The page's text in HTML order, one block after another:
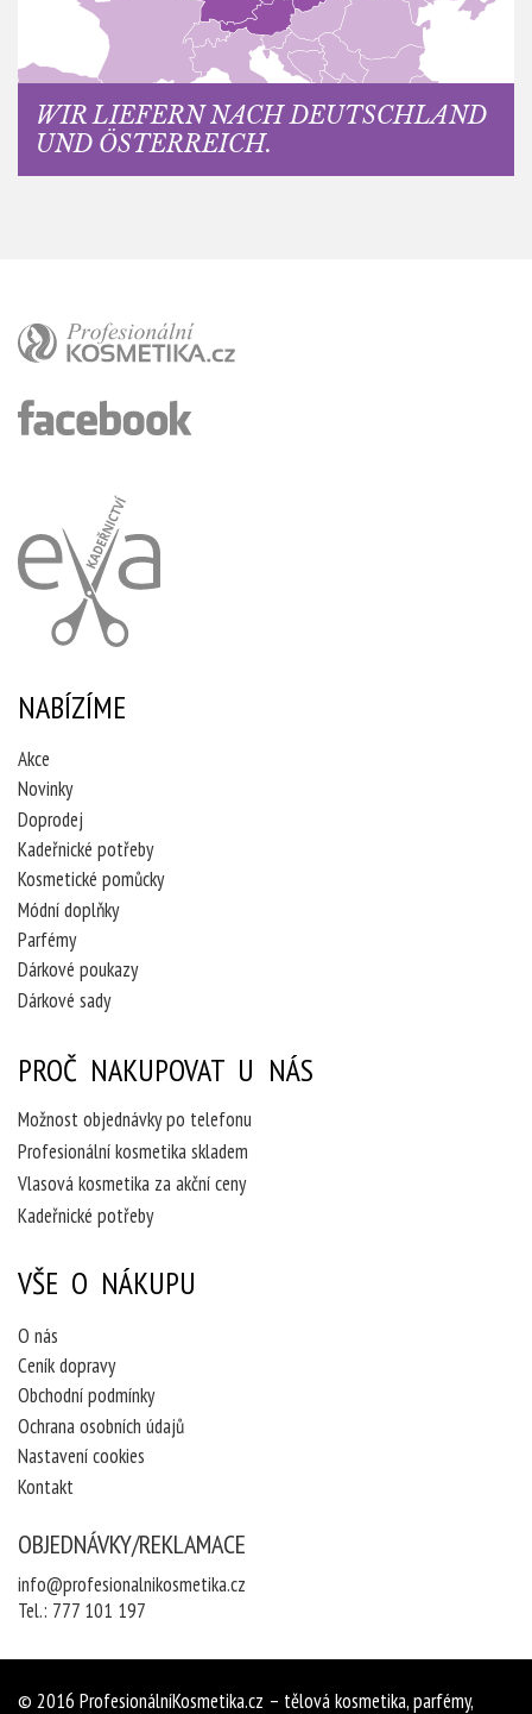
WIR LIEFERN NACH DEUTSCHLAND
UND ÖSTERREICH.
NABÍZÍME
Akce
Novinky
Doprodej
Kadeřnické potřeby
Kosmetické pomůcky
Módní doplňky
Parfémy
Dárkové poukazy
Dárkové sady
PROČ NAKUPOVAT U NÁS
Možnost objednávky po telefonu
Profesionální kosmetika skladem
Vlasová kosmetika za akční ceny
Kadeřnické potřeby
VŠE O NÁKUPU
O nás
Ceník dopravy
Obchodní podmínky
Ochrana osobních údajů
Nastavení cookies
Kontakt
OBJEDNÁVKY/REKLAMACE
info@profesionalnikosmetika.cz
Tel.: 777 101 197
© 2016 ProfesionálníKosmetika.cz – tělová kosmetika, parfémy,